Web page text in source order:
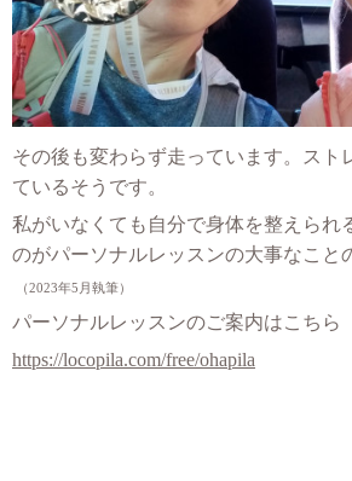
その後も変わらず走っています。スト
ているそうです。
私がいなくても自分で身体を整えられ
のがパーソナルレッスンの大事なこと
（2023年5月執筆）
パーソナルレッスンのご案内はこちら
https://locopila.com/free/ohapila